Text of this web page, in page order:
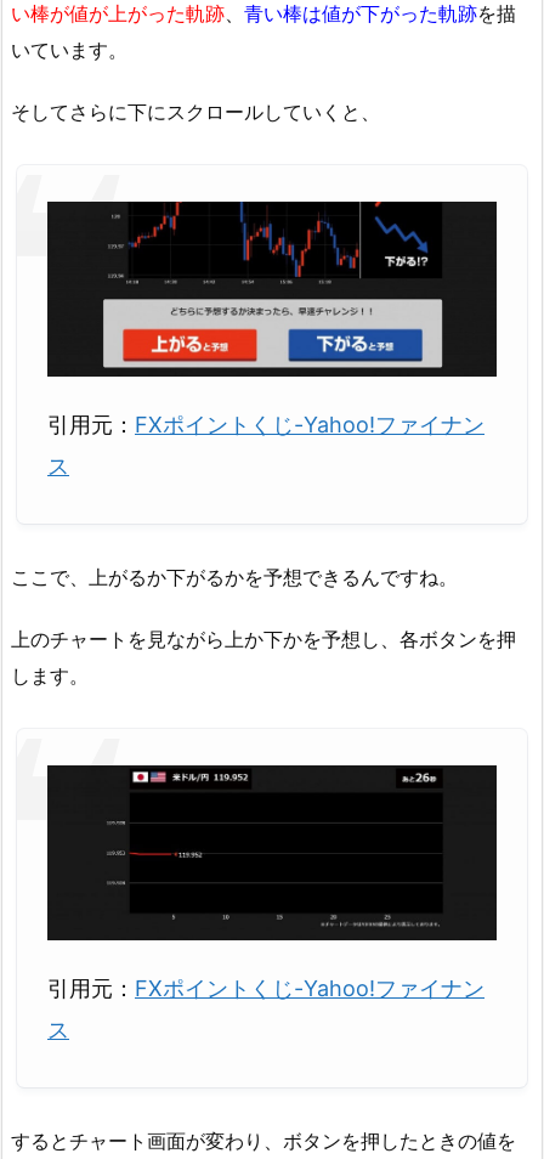
い棒が値が上がった軌跡、 青い棒は値が下がった軌跡を描
いています。
そしてさらに下にスクロールしていくと、
引用元： FXポイントくじ-Yahoo!ファイナン
ス
ここで、上がるか下がるかを予想できるんですね。
上のチャートを見ながら上か下かを予想し、各ボタンを押
します。
引用元： FXポイントくじ-Yahoo!ファイナン
ス
するとチャート画面が変わり、ボタンを押したときの値を